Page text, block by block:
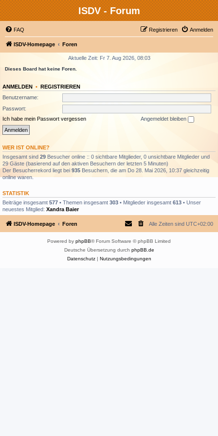
ISDV - Forum
FAQ Anmelden
Registrieren
ISDV-Homepage Foren
Aktuelle Zeit: Fr 7. Aug 2026, 08:03
Dieses Board hat keine Foren.
ANMELDEN • REGISTRIEREN
Benutzername:
Passwort:
Ich habe mein Passwort vergessen
Angemeldet bleiben
WER IST ONLINE?
Insgesamt sind 29 Besucher online :: 0 sichtbare Mitglieder, 0 unsichtbare Mitglieder und
29 Gäste (basierend auf den aktiven Besuchern der letzten 5 Minuten)
Der Besucherrekord liegt bei 935 Besuchern, die am Do 28. Mai 2026, 10:37 gleichzeitig
online waren.
STATISTIK
Beiträge insgesamt 577 • Themen insgesamt 303 • Mitglieder insgesamt 613 • Unser
neuestes Mitglied: Xandra Baier
ISDV-Homepage Foren Alle Zeiten sind UTC+02:00
Powered by phpBB® Forum Software © phpBB Limited
Deutsche Übersetzung durch phpBB.de
Datenschutz| Nutzungsbedingungen